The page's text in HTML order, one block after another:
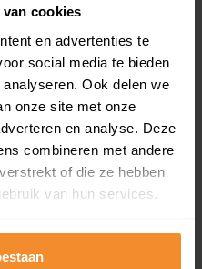
cookies
en advertenties te
social media te bieden
Ook delen we
onze site met onze
en analyse. Deze
combineren met andere
of die ze hebben
van hun services.